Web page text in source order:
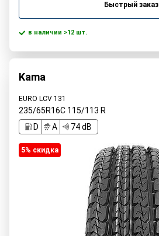
Быстрый заказ
в наличии >12 шт.
Kama
EURO LCV 131
235/65R16C 115/113 R
D
A 74 dB
5% cкидка